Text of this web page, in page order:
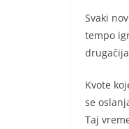
Svaki
tempo
Kvote
se
Taj